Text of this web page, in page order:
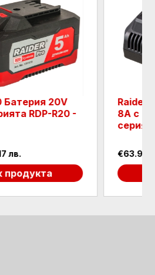
Raider R20 Бързо зарядно
8A с охлаждане за
серията RDP-R20 - 039713
€63.95/125.07 лв.
Виж продукта